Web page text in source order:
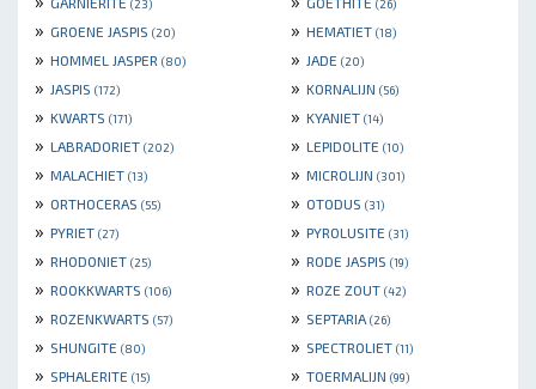
(23) (26)
» GROENE JASPIS (20) » HEMATIET (18)
» HOMMEL JASPER (80) » JADE (20)
» JASPIS (172) » KORNALIJN (56)
» KWARTS (171) » KYANIET (14)
» LABRADORIET (202) » LEPIDOLITE (10)
» MALACHIET (13) » MICROLIJN (301)
» ORTHOCERAS (55) » OTODUS (31)
» PYRIET (27) » PYROLUSITE (31)
» RHODONIET (25) » RODE JASPIS (19)
» ROOKKWARTS (106) » ROZE ZOUT (42)
» ROZENKWARTS (57) » SEPTARIA (26)
» SHUNGITE (80) » SPECTROLIET (11)
» SPHALERITE (15) » TOERMALIJN (99)